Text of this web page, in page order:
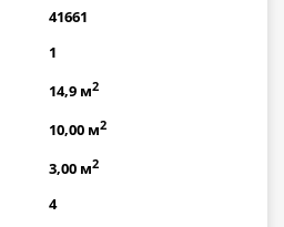
41661
1
14,9 м2
10,00 м2
3,00 м2
4